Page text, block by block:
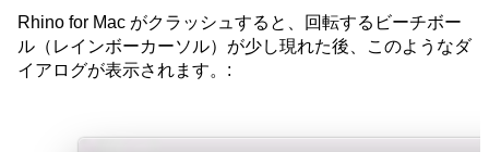
Rhino for Mac がクラッシュすると、回転するビーチボー
ル（レインボーカーソル）が少し現れた後、このようなダ
イアログが表示されます。: